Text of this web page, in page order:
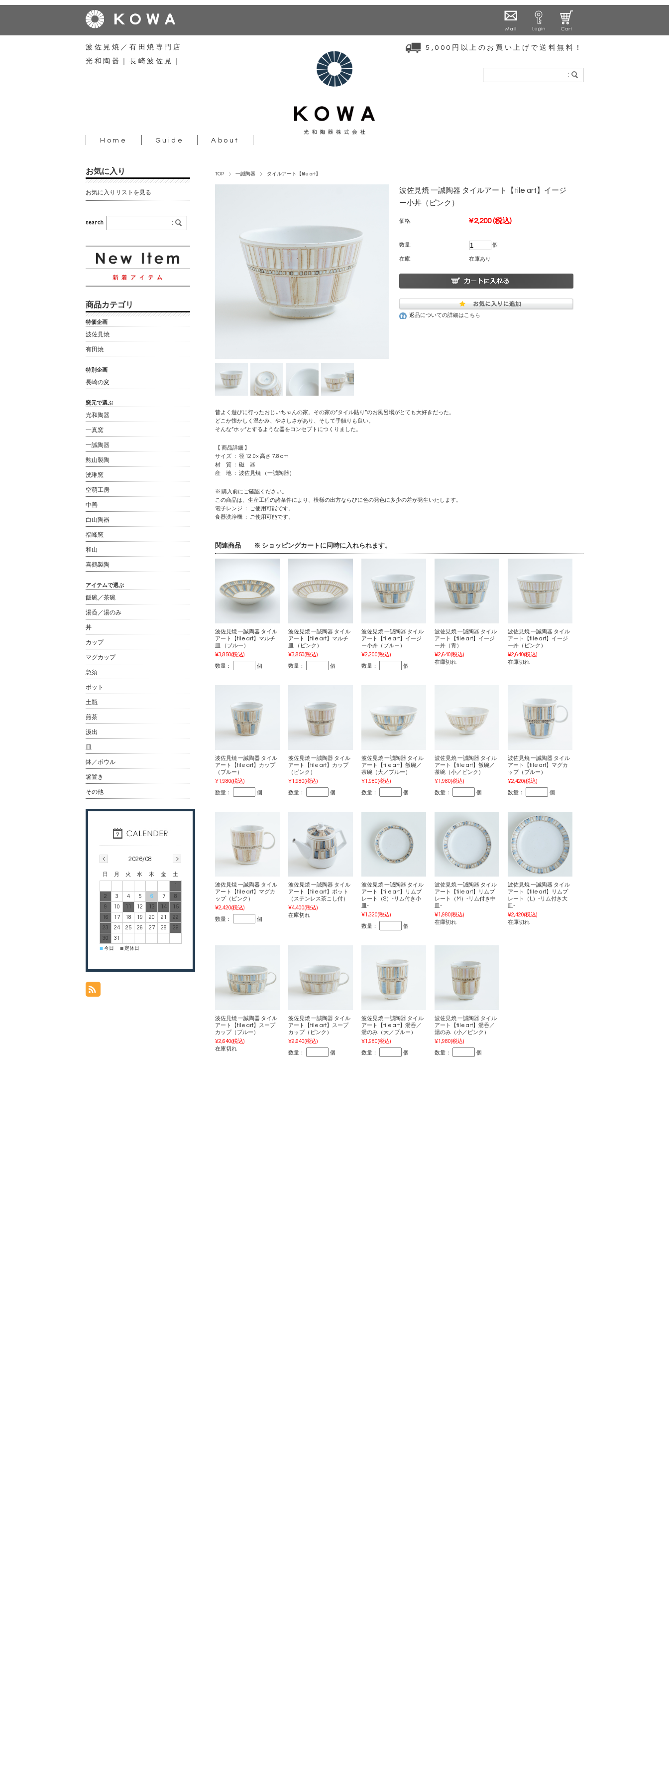
波佐見焼／有田焼専門店
光和陶器｜長崎波佐見｜
5,000円以上のお買い上げで送料無料！
Home Guide About
TOP 一誠陶器 タイルアート【tile art】
波佐見焼 一誠陶器 タイルアート【tile art】イージ
ー小丼（ピンク）
価格: ¥2,200(税込)
数量: 個
在庫: 在庫あり
返品についての詳細はこちら
昔よく遊びに行ったおじいちゃんの家。その家の”タイル貼り”のお風呂場がとても大好きだった。
どこか懐かしく温かみ、やさしさがあり、そして手触りも良い。
そんな”ホッ”とするような器をコンセプトにつくりました。
【 商品詳細 】
サイズ ： 径 12.0× 高さ 7.8 cm
材 質 ： 磁 器
産 地 ： 波佐見焼 （一誠陶器）
※ 購入前にご確認ください。
この商品は、生産工程の諸条件により、模様の出方ならびに色の発色に多少の差が発生いたします。
電子レンジ ： ご使用可能です。
食器洗浄機 ： ご使用可能です。
関連商品 ※ ショッピングカートに同時に入れられます。
波佐見焼 一誠陶器 タイル
アート【tile art】マルチ
皿 （ブルー）
¥3,850(税込)
数量： 個
波佐見焼 一誠陶器 タイル
アート【tile art】マルチ
皿 （ピンク）
¥3,850(税込)
数量： 個
波佐見焼 一誠陶器 タイル
アート【tile art】イージ
ー小丼（ブルー）
¥2,200(税込)
数量： 個
波佐見焼 一誠陶器 タイル
アート【tile art】イージ
ー丼（青）
¥2,640(税込)
在庫切れ
波佐見焼 一誠陶器 タイル
アート【tile art】イージ
ー丼（ピンク）
¥2,640(税込)
在庫切れ
波佐見焼 一誠陶器 タイル
アート【tile art】カップ
（ブルー）
¥1,980(税込)
数量： 個
波佐見焼 一誠陶器 タイル
アート【tile art】カップ
（ピンク）
¥1,980(税込)
数量： 個
波佐見焼 一誠陶器 タイル
アート【tile art】飯碗／
茶碗（大／ブルー）
¥1,980(税込)
数量： 個
波佐見焼 一誠陶器 タイル
アート【tile art】飯碗／
茶碗（小／ピンク）
¥1,980(税込)
数量： 個
波佐見焼 一誠陶器 タイル
アート【tile art】マグカ
ップ（ブルー）
¥2,420(税込)
数量： 個
波佐見焼 一誠陶器 タイル
アート【tile art】マグカ
ップ（ピンク）
¥2,420(税込)
数量： 個
波佐見焼 一誠陶器 タイル
アート【tile art】ポット
（ステンレス茶こし付）
¥4,400(税込)
在庫切れ
波佐見焼 一誠陶器 タイル
アート【tile art】リムプ
レート（S）-リム付き小
皿-
¥1,320(税込)
数量： 個
波佐見焼 一誠陶器 タイル
アート【tile art】リムプ
レート（M）-リム付き中
皿-
¥1,980(税込)
在庫切れ
波佐見焼 一誠陶器 タイル
アート【tile art】リムプ
レート（L）-リム付き大
皿-
¥2,420(税込)
在庫切れ
波佐見焼 一誠陶器 タイル
アート【tile art】スープ
カップ（ブルー）
¥2,640(税込)
在庫切れ
波佐見焼 一誠陶器 タイル
アート【tile art】スープ
カップ（ピンク）
¥2,640(税込)
数量： 個
波佐見焼 一誠陶器 タイル
アート【tile art】湯呑／
湯のみ（大／ブルー）
¥1,980(税込)
数量： 個
波佐見焼 一誠陶器 タイル
アート【tile art】湯呑／
湯のみ（小／ピンク）
¥1,980(税込)
数量： 個
お気に入り
お気に入りリストを見る
商品カテゴリ
特価企画
波佐見焼
有田焼
特別企画
長崎の変
窯元で選ぶ
光和陶器
一真窯
一誠陶器
勲山製陶
洸琳窯
空萌工房
中善
白山陶器
福峰窯
和山
喜鶴製陶
アイテムで選ぶ
飯碗／茶碗
湯呑／湯のみ
丼
カップ
マグカップ
急須
ポット
土瓶
煎茶
汲出
皿
鉢／ボウル
箸置き
その他
2026/08
日 月 火 水 木 金 土
1
2
3 4 5 6 7
8
9
10 11 12 13 14
15
16
17 18 19 20 21
22
23
24 25 26 27 28
29
30
31
■ 今日 ■ 定休日